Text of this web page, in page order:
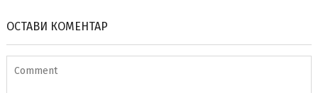
ОСТАВИ КОМЕНТАР